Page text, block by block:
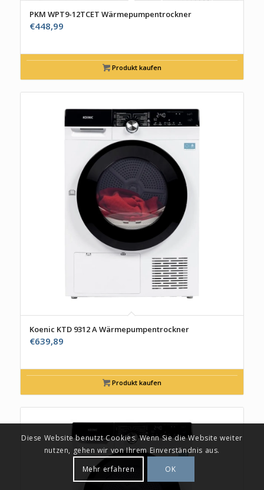
PKM WPT9-12TCET Wärmepumpentrockner
€448,99
Produkt kaufen
Koenic KTD 9312 A Wärmepumpentrockner
€639,89
Produkt kaufen
Diese Website benutzt Cookies. Wenn Sie die Website weiter
nutzen, gehen wir von Ihrem Einverständnis aus.
Mehr erfahren
OK